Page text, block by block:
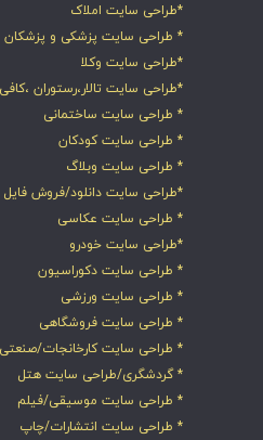
*طراحی سایت املاک
* طراحی سایت پزشکی و پزشکان
*طراحی سایت وکلا
*طراحی سایت تالار،رستوران
* طراحی سایت ساختمانی
* طراحی سایت کودکان
* طراحی سایت وبلاگ
*طراحی سایت دانلود/فروش فایل
* طراحی سایت عکاسی
*طراحی سایت خودرو
* طراحی سایت دکوراسیون
* طراحی سایت ورزشی
* طراحی سایت فروشگاهی
* طراحی سایت کارخانجات/صنعتی
* گردشگری/طراحی سایت هتل
* طراحی سایت موسیقی/فیلم
* طراحی سایت انتشارات/چاپ